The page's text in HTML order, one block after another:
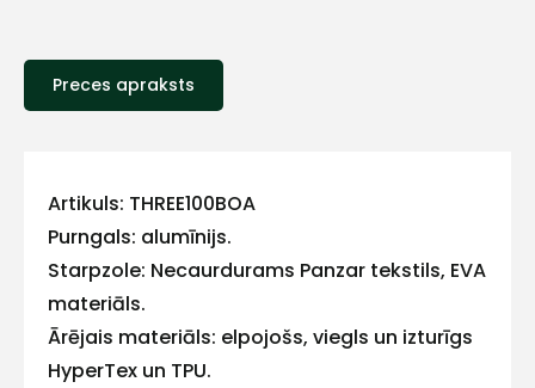
Preces apraksts
Artikuls: THREE100BOA
Purngals: alumīnijs.
Starpzole: Necaurdurams Panzar tekstils, EVA
materiāls.
Ārējais materiāls: elpojošs, viegls un izturīgs
HyperTex un TPU.
Atbildēsim
ātrāk
+